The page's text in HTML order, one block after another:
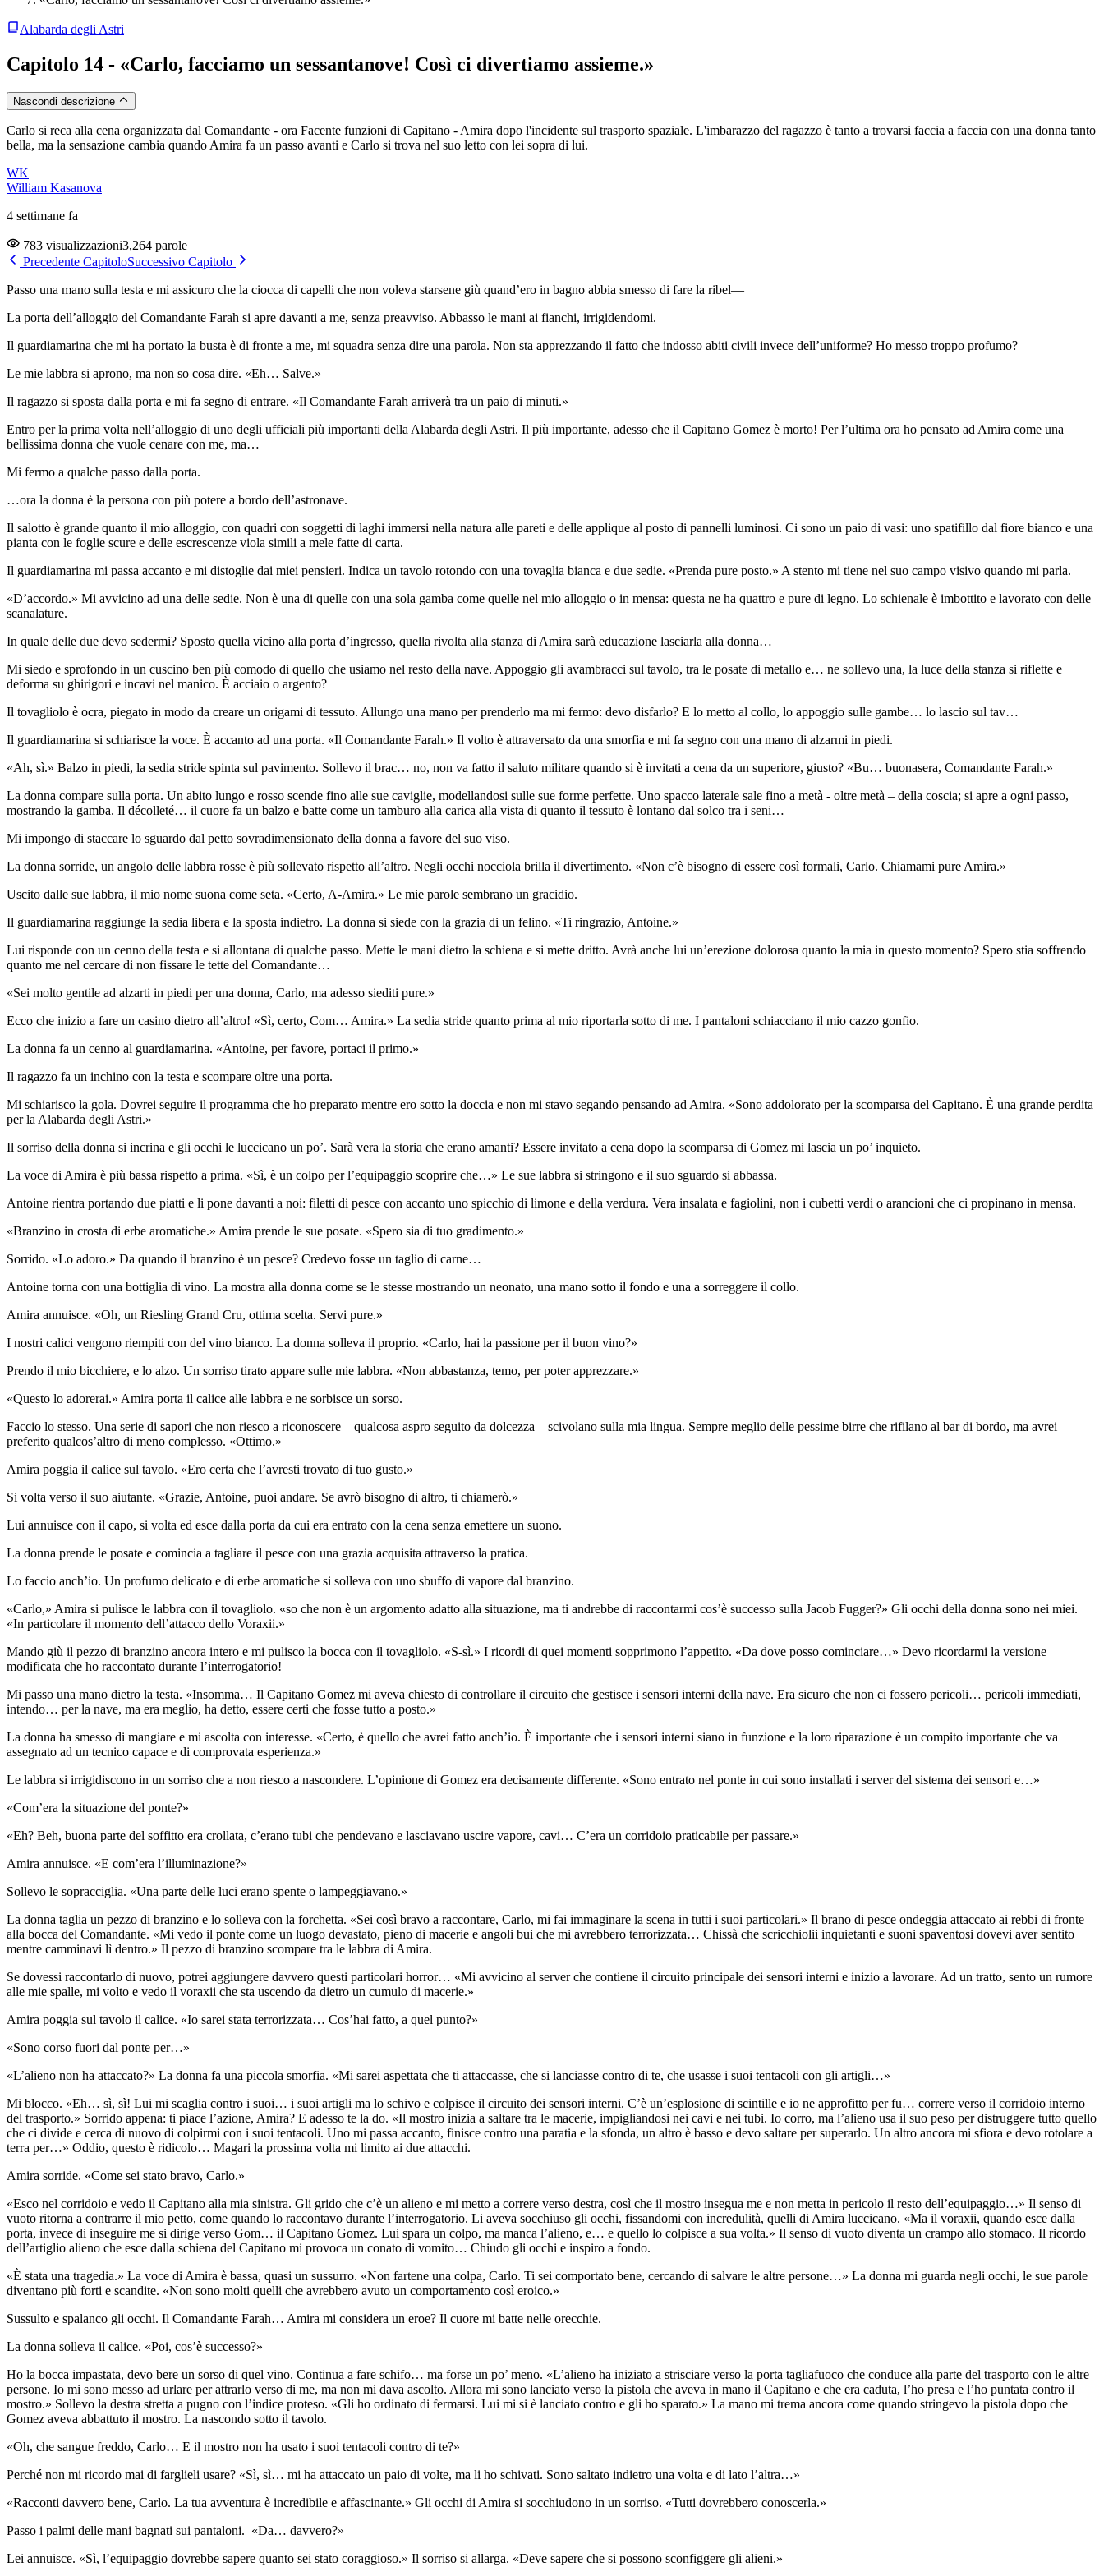
Alabarda degli Astri
Capitolo 14 - «Carlo, facciamo un sessantanove! Così ci divertiamo assieme.»
Nascondi descrizione
Carlo si reca alla cena organizzata dal Comandante - ora Facente funzioni di Capitano - Amira dopo l'incidente sul trasporto spaziale. L'imbarazzo del ragazzo è tanto a trovarsi faccia a faccia con una donna tanto
bella, ma la sensazione cambia quando Amira fa un passo avanti e Carlo si trova nel suo letto con lei sopra di lui.
WK
William Kasanova
4 settimane fa
783 visualizzazioni3,264 parole
Precedente CapitoloSuccessivo Capitolo
Passo una mano sulla testa e mi assicuro che la ciocca di capelli che non voleva starsene giù quand’ero in bagno abbia smesso di fare la ribel—
La porta dell’alloggio del Comandante Farah si apre davanti a me, senza preavviso. Abbasso le mani ai fianchi, irrigidendomi.
Il guardiamarina che mi ha portato la busta è di fronte a me, mi squadra senza dire una parola. Non sta apprezzando il fatto che indosso abiti civili invece dell’uniforme? Ho messo troppo profumo?
Le mie labbra si aprono, ma non so cosa dire. «Eh… Salve.»
Il ragazzo si sposta dalla porta e mi fa segno di entrare. «Il Comandante Farah arriverà tra un paio di minuti.»
Entro per la prima volta nell’alloggio di uno degli ufficiali più importanti della Alabarda degli Astri. Il più importante, adesso che il Capitano Gomez è morto! Per l’ultima ora ho pensato ad Amira come una
bellissima donna che vuole cenare con me, ma…
Mi fermo a qualche passo dalla porta.
…ora la donna è la persona con più potere a bordo dell’astronave.
Il salotto è grande quanto il mio alloggio, con quadri con soggetti di laghi immersi nella natura alle pareti e delle applique al posto di pannelli luminosi. Ci sono un paio di vasi: uno spatifillo dal fiore bianco e una
pianta con le foglie scure e delle escrescenze viola simili a mele fatte di carta.
Il guardiamarina mi passa accanto e mi distoglie dai miei pensieri. Indica un tavolo rotondo con una tovaglia bianca e due sedie. «Prenda pure posto.» A stento mi tiene nel suo campo visivo quando mi parla.
«D’accordo.» Mi avvicino ad una delle sedie. Non è una di quelle con una sola gamba come quelle nel mio alloggio o in mensa: questa ne ha quattro e pure di legno. Lo schienale è imbottito e lavorato con delle
scanalature.
In quale delle due devo sedermi? Sposto quella vicino alla porta d’ingresso, quella rivolta alla stanza di Amira sarà educazione lasciarla alla donna…
Mi siedo e sprofondo in un cuscino ben più comodo di quello che usiamo nel resto della nave. Appoggio gli avambracci sul tavolo, tra le posate di metallo e… ne sollevo una, la luce della stanza si riflette e
deforma su ghirigori e incavi nel manico. È acciaio o argento?
Il tovagliolo è ocra, piegato in modo da creare un origami di tessuto. Allungo una mano per prenderlo ma mi fermo: devo disfarlo? E lo metto al collo, lo appoggio sulle gambe… lo lascio sul tav…
Il guardiamarina si schiarisce la voce. È accanto ad una porta. «Il Comandante Farah.» Il volto è attraversato da una smorfia e mi fa segno con una mano di alzarmi in piedi.
«Ah, sì.» Balzo in piedi, la sedia stride spinta sul pavimento. Sollevo il brac… no, non va fatto il saluto militare quando si è invitati a cena da un superiore, giusto? «Bu… buonasera, Comandante Farah.»
La donna compare sulla porta. Un abito lungo e rosso scende fino alle sue caviglie, modellandosi sulle sue forme perfette. Uno spacco laterale sale fino a metà - oltre metà – della coscia; si apre a ogni passo,
mostrando la gamba. Il décolleté… il cuore fa un balzo e batte come un tamburo alla carica alla vista di quanto il tessuto è lontano dal solco tra i seni…
Mi impongo di staccare lo sguardo dal petto sovradimensionato della donna a favore del suo viso.
La donna sorride, un angolo delle labbra rosse è più sollevato rispetto all’altro. Negli occhi nocciola brilla il divertimento. «Non c’è bisogno di essere così formali, Carlo. Chiamami pure Amira.»
Uscito dalle sue labbra, il mio nome suona come seta. «Certo, A-Amira.» Le mie parole sembrano un gracidio.
Il guardiamarina raggiunge la sedia libera e la sposta indietro. La donna si siede con la grazia di un felino. «Ti ringrazio, Antoine.»
Lui risponde con un cenno della testa e si allontana di qualche passo. Mette le mani dietro la schiena e si mette dritto. Avrà anche lui un’erezione dolorosa quanto la mia in questo momento? Spero stia soffrendo
quanto me nel cercare di non fissare le tette del Comandante…
«Sei molto gentile ad alzarti in piedi per una donna, Carlo, ma adesso siediti pure.»
Ecco che inizio a fare un casino dietro all’altro! «Sì, certo, Com… Amira.» La sedia stride quanto prima al mio riportarla sotto di me. I pantaloni schiacciano il mio cazzo gonfio.
La donna fa un cenno al guardiamarina. «Antoine, per favore, portaci il primo.»
Il ragazzo fa un inchino con la testa e scompare oltre una porta.
Mi schiarisco la gola. Dovrei seguire il programma che ho preparato mentre ero sotto la doccia e non mi stavo segando pensando ad Amira. «Sono addolorato per la scomparsa del Capitano. È una grande perdita
per la Alabarda degli Astri.»
Il sorriso della donna si incrina e gli occhi le luccicano un po’. Sarà vera la storia che erano amanti? Essere invitato a cena dopo la scomparsa di Gomez mi lascia un po’ inquieto.
La voce di Amira è più bassa rispetto a prima. «Sì, è un colpo per l’equipaggio scoprire che…» Le sue labbra si stringono e il suo sguardo si abbassa.
Antoine rientra portando due piatti e li pone davanti a noi: filetti di pesce con accanto uno spicchio di limone e della verdura. Vera insalata e fagiolini, non i cubetti verdi o arancioni che ci propinano in mensa.
«Branzino in crosta di erbe aromatiche.» Amira prende le sue posate. «Spero sia di tuo gradimento.»
Sorrido. «Lo adoro.» Da quando il branzino è un pesce? Credevo fosse un taglio di carne…
Antoine torna con una bottiglia di vino. La mostra alla donna come se le stesse mostrando un neonato, una mano sotto il fondo e una a sorreggere il collo.
Amira annuisce. «Oh, un Riesling Grand Cru, ottima scelta. Servi pure.»
I nostri calici vengono riempiti con del vino bianco. La donna solleva il proprio. «Carlo, hai la passione per il buon vino?»
Prendo il mio bicchiere, e lo alzo. Un sorriso tirato appare sulle mie labbra. «Non abbastanza, temo, per poter apprezzare.»
«Questo lo adorerai.» Amira porta il calice alle labbra e ne sorbisce un sorso.
Faccio lo stesso. Una serie di sapori che non riesco a riconoscere – qualcosa aspro seguito da dolcezza – scivolano sulla mia lingua. Sempre meglio delle pessime birre che rifilano al bar di bordo, ma avrei
preferito qualcos’altro di meno complesso. «Ottimo.»
Amira poggia il calice sul tavolo. «Ero certa che l’avresti trovato di tuo gusto.»
Si volta verso il suo aiutante. «Grazie, Antoine, puoi andare. Se avrò bisogno di altro, ti chiamerò.»
Lui annuisce con il capo, si volta ed esce dalla porta da cui era entrato con la cena senza emettere un suono.
La donna prende le posate e comincia a tagliare il pesce con una grazia acquisita attraverso la pratica.
Lo faccio anch’io. Un profumo delicato e di erbe aromatiche si solleva con uno sbuffo di vapore dal branzino.
«Carlo,» Amira si pulisce le labbra con il tovagliolo. «so che non è un argomento adatto alla situazione, ma ti andrebbe di raccontarmi cos’è successo sulla Jacob Fugger?» Gli occhi della donna sono nei miei.
«In particolare il momento dell’attacco dello Voraxii.»
Mando giù il pezzo di branzino ancora intero e mi pulisco la bocca con il tovagliolo. «S-sì.» I ricordi di quei momenti sopprimono l’appetito. «Da dove posso cominciare…» Devo ricordarmi la versione
modificata che ho raccontato durante l’interrogatorio!
Mi passo una mano dietro la testa. «Insomma… Il Capitano Gomez mi aveva chiesto di controllare il circuito che gestisce i sensori interni della nave. Era sicuro che non ci fossero pericoli… pericoli immediati,
intendo… per la nave, ma era meglio, ha detto, essere certi che fosse tutto a posto.»
La donna ha smesso di mangiare e mi ascolta con interesse. «Certo, è quello che avrei fatto anch’io. È importante che i sensori interni siano in funzione e la loro riparazione è un compito importante che va
assegnato ad un tecnico capace e di comprovata esperienza.»
Le labbra si irrigidiscono in un sorriso che a non riesco a nascondere. L’opinione di Gomez era decisamente differente. «Sono entrato nel ponte in cui sono installati i server del sistema dei sensori e…»
«Com’era la situazione del ponte?»
«Eh? Beh, buona parte del soffitto era crollata, c’erano tubi che pendevano e lasciavano uscire vapore, cavi… C’era un corridoio praticabile per passare.»
Amira annuisce. «E com’era l’illuminazione?»
Sollevo le sopracciglia. «Una parte delle luci erano spente o lampeggiavano.»
La donna taglia un pezzo di branzino e lo solleva con la forchetta. «Sei così bravo a raccontare, Carlo, mi fai immaginare la scena in tutti i suoi particolari.» Il brano di pesce ondeggia attaccato ai rebbi di fronte
alla bocca del Comandante. «Mi vedo il ponte come un luogo devastato, pieno di macerie e angoli bui che mi avrebbero terrorizzata… Chissà che scricchiolii inquietanti e suoni spaventosi dovevi aver sentito
mentre camminavi lì dentro.» Il pezzo di branzino scompare tra le labbra di Amira.
Se dovessi raccontarlo di nuovo, potrei aggiungere davvero questi particolari horror… «Mi avvicino al server che contiene il circuito principale dei sensori interni e inizio a lavorare. Ad un tratto, sento un rumore
alle mie spalle, mi volto e vedo il voraxii che sta uscendo da dietro un cumulo di macerie.»
Amira poggia sul tavolo il calice. «Io sarei stata terrorizzata… Cos’hai fatto, a quel punto?»
«Sono corso fuori dal ponte per…»
«L’alieno non ha attaccato?» La donna fa una piccola smorfia. «Mi sarei aspettata che ti attaccasse, che si lanciasse contro di te, che usasse i suoi tentacoli con gli artigli…»
Mi blocco. «Eh… sì, sì! Lui mi scaglia contro i suoi… i suoi artigli ma lo schivo e colpisce il circuito dei sensori interni. C’è un’esplosione di scintille e io ne approfitto per fu… correre verso il corridoio interno
del trasporto.» Sorrido appena: ti piace l’azione, Amira? E adesso te la do. «Il mostro inizia a saltare tra le macerie, impigliandosi nei cavi e nei tubi. Io corro, ma l’alieno usa il suo peso per distruggere tutto quello
che ci divide e cerca di nuovo di colpirmi con i suoi tentacoli. Uno mi passa accanto, finisce contro una paratia e la sfonda, un altro è basso e devo saltare per superarlo. Un altro ancora mi sfiora e devo rotolare a
terra per…» Oddio, questo è ridicolo… Magari la prossima volta mi limito ai due attacchi.
Amira sorride. «Come sei stato bravo, Carlo.»
«Esco nel corridoio e vedo il Capitano alla mia sinistra. Gli grido che c’è un alieno e mi metto a correre verso destra, così che il mostro insegua me e non metta in pericolo il resto dell’equipaggio…» Il senso di
vuoto ritorna a contrarre il mio petto, come quando lo raccontavo durante l’interrogatorio. Li aveva socchiuso gli occhi, fissandomi con incredulità, quelli di Amira luccicano. «Ma il voraxii, quando esce dalla
porta, invece di inseguire me si dirige verso Gom… il Capitano Gomez. Lui spara un colpo, ma manca l’alieno, e… e quello lo colpisce a sua volta.» Il senso di vuoto diventa un crampo allo stomaco. Il ricordo
dell’artiglio alieno che esce dalla schiena del Capitano mi provoca un conato di vomito… Chiudo gli occhi e inspiro a fondo.
«È stata una tragedia.» La voce di Amira è bassa, quasi un sussurro. «Non fartene una colpa, Carlo. Ti sei comportato bene, cercando di salvare le altre persone…» La donna mi guarda negli occhi, le sue parole
diventano più forti e scandite. «Non sono molti quelli che avrebbero avuto un comportamento così eroico.»
Sussulto e spalanco gli occhi. Il Comandante Farah… Amira mi considera un eroe? Il cuore mi batte nelle orecchie.
La donna solleva il calice. «Poi, cos’è successo?»
Ho la bocca impastata, devo bere un sorso di quel vino. Continua a fare schifo… ma forse un po’ meno. «L’alieno ha iniziato a strisciare verso la porta tagliafuoco che conduce alla parte del trasporto con le altre
persone. Io mi sono messo ad urlare per attrarlo verso di me, ma non mi dava ascolto. Allora mi sono lanciato verso la pistola che aveva in mano il Capitano e che era caduta, l’ho presa e l’ho puntata contro il
mostro.» Sollevo la destra stretta a pugno con l’indice proteso. «Gli ho ordinato di fermarsi. Lui mi si è lanciato contro e gli ho sparato.» La mano mi trema ancora come quando stringevo la pistola dopo che
Gomez aveva abbattuto il mostro. La nascondo sotto il tavolo.
«Oh, che sangue freddo, Carlo… E il mostro non ha usato i suoi tentacoli contro di te?»
Perché non mi ricordo mai di farglieli usare? «Sì, sì… mi ha attaccato un paio di volte, ma li ho schivati. Sono saltato indietro una volta e di lato l’altra…»
«Racconti davvero bene, Carlo. La tua avventura è incredibile e affascinante.» Gli occhi di Amira si socchiudono in un sorriso. «Tutti dovrebbero conoscerla.»
Passo i palmi delle mani bagnati sui pantaloni. «Da… davvero?»
Lei annuisce. «Sì, l’equipaggio dovrebbe sapere quanto sei stato coraggioso.» Il sorriso si allarga. «Deve sapere che si possono sconfiggere gli alieni.»